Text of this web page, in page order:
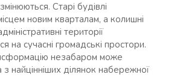
Старі будівлі
новим кварталам, а колишні
території
на сучасні громадські простори.
незабаром може
найцінніших ділянок набережної